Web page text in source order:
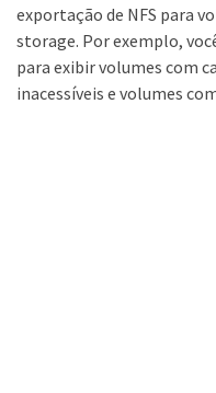
exportação de NFS para
storage. Por exemplo,
para exibir volumes com
inacessíveis e volumes